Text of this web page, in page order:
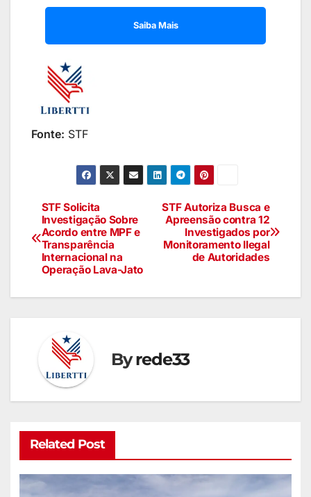
Saiba Mais
Fonte: STF
STF Autoriza Busca e
Apreensão contra 12
Investigados por
Monitoramento Ilegal
de Autoridades
STF Solicita
Investigação Sobre
Acordo entre MPF e
Transparência
Internacional na
Operação Lava-Jato
Byrede33
Related Post